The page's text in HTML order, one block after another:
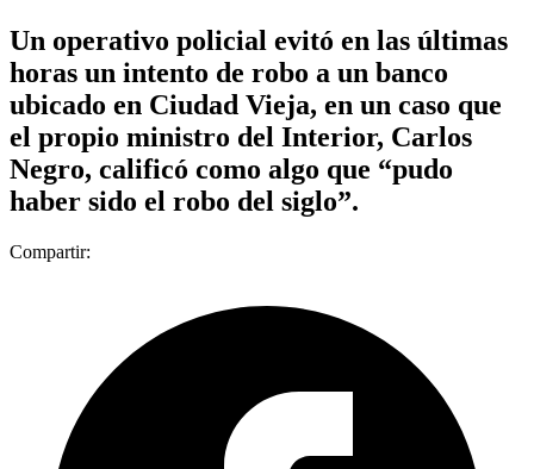
Un operativo policial evitó en las últimas
horas un intento de robo a un banco
ubicado en Ciudad Vieja, en un caso que
el propio ministro del Interior, Carlos
Negro, calificó como algo que “pudo
haber sido el robo del siglo”.
Compartir: